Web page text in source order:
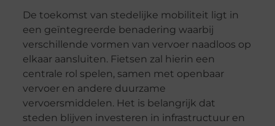
De toekomst van stedelijke mobiliteit ligt in
een geïntegreerde benadering waarbij
verschillende vormen van vervoer naadloos op
elkaar aansluiten. Fietsen zal hierin een
centrale rol spelen, samen met openbaar
vervoer en andere duurzame
vervoersmiddelen. Het is belangrijk dat
steden blijven investeren in infrastructuur en